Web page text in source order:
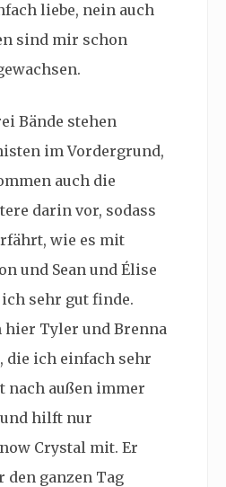
liebe, nein auch
sind mir schon
Bände stehen
im Vordergrund,
auch die
darin vor, sodass
wie es mit
und Sean und Élise
sehr gut finde.
hier Tyler und Brenna
die ich einfach sehr
nach außen immer
hilft nur
Crystal mit. Er
den ganzen Tag